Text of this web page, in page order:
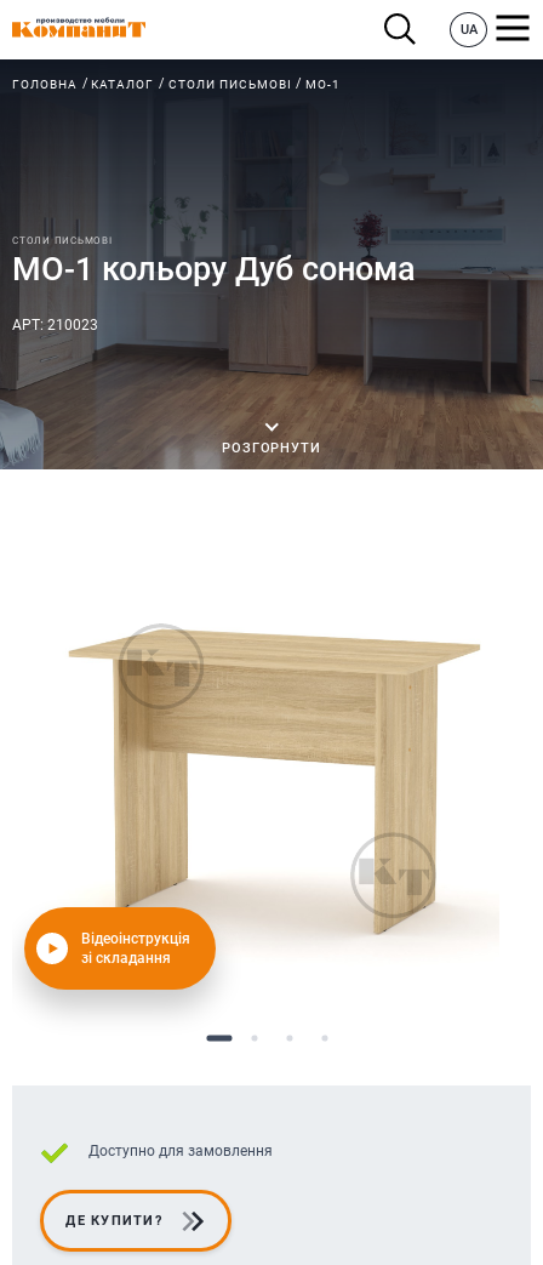
UA
ГОЛОВНА КАТАЛОГ СТОЛИ ПИСЬМОВІ МО-1
СТОЛИ ПИСЬМОВІ
МО-1 кольору Дуб сонома
АРТ: 210023
РОЗГОРНУТИ
Відеоінструкція
зі складання
Доступно для замовлення
ДЕ КУПИТИ?